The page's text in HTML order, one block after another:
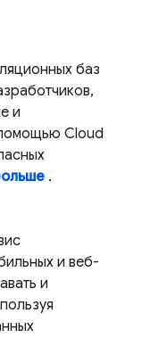
баз
и
Cloud
.
и веб-
и